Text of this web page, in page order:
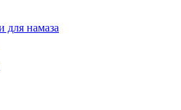
для намаза